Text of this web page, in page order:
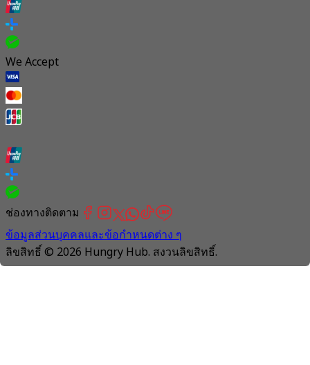
We Accept
ช่องทางติดตาม
ข้อมูลส่วนบุคคลและข้อกำหนดต่าง ๆ
ลิขสิทธิ์ © 2026 Hungry Hub. สงวนลิขสิทธิ์.
Connection